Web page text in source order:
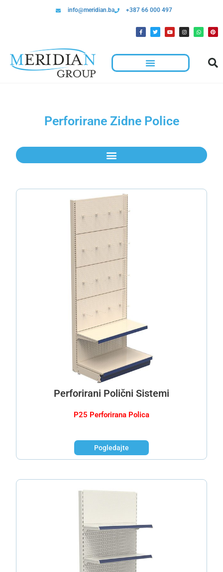
info@meridian.ba +387 66 000 497
Perforirane Zidne Police
Perforirani Polični Sistemi
P25 Perforirana Polica
Pogledajte